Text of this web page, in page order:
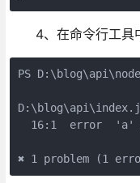
4、在命令行工具
PS
16:1  error  'a'
✖ 1 problem (1